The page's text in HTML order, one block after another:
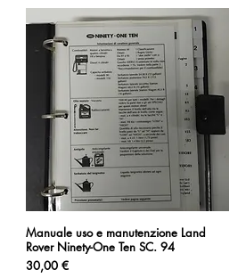
Vista rapida
Manuale uso e manutenzione Land
Rover Ninety-One Ten SC. 94
Prezzo
30,00 €